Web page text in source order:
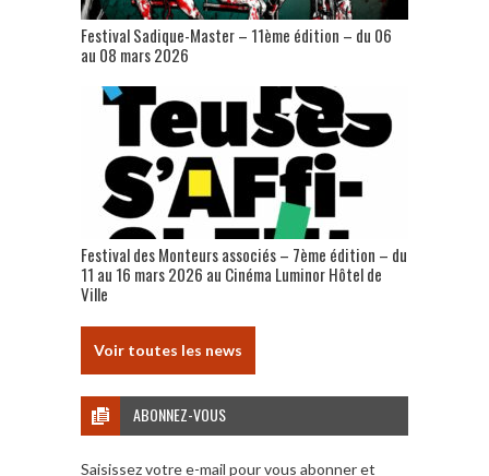
Festival Sadique-Master – 11ème édition – du 06
au 08 mars 2026
Festival des Monteurs associés – 7ème édition – du
11 au 16 mars 2026 au Cinéma Luminor Hôtel de
Ville
Voir toutes les news
ABONNEZ-VOUS
Saisissez votre e-mail pour vous abonner et